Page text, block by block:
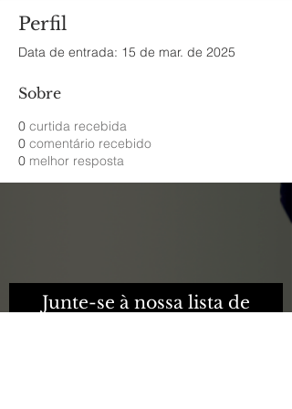
Perfil
Data de entrada: 15 de mar. de 2025
Sobre
0 curtida recebida
0 comentário recebido
0 melhor resposta
Junte-se à nossa lista de